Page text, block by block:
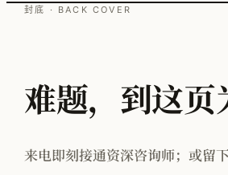
封底 · BACK COVER
难题，到这页
来电即刻接通资深咨询师；或留